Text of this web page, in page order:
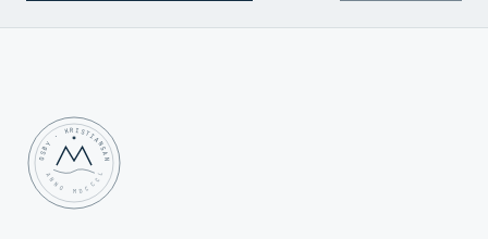
MOSBY · KRISTIANSAND
✦ ANNO MDCCCL ✦